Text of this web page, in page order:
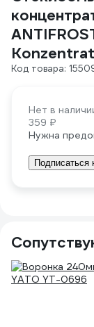
Код товара:
Нет в
359 ₽
Нужна
Подписаться